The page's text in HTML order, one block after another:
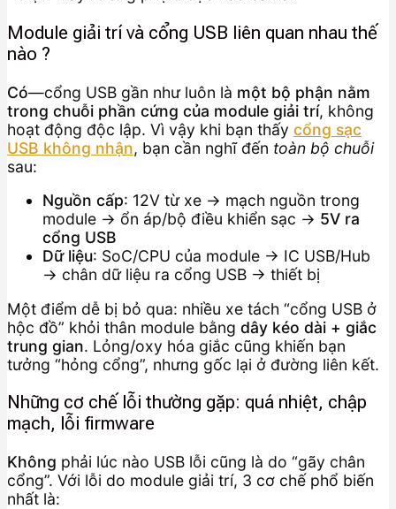
Module giải trí và cổng USB liên quan nhau thế
nào ?
Có—cổng USB gần như luôn là một bộ phận nằm
trong chuỗi phần cứng của module giải trí, không
hoạt động độc lập. Vì vậy khi bạn thấy cổng sạc
USB không nhận, bạn cần nghĩ đến toàn bộ chuỗi
sau:
Nguồn cấp: 12V từ xe → mạch nguồn trong
module → ổn áp/bộ điều khiển sạc → 5V ra
cổng USB
Dữ liệu: SoC/CPU của module → IC USB/Hub
→ chân dữ liệu ra cổng USB → thiết bị
Một điểm dễ bị bỏ qua: nhiều xe tách “cổng USB ở
hộc đồ” khỏi thân module bằng dây kéo dài + giắc
trung gian. Lỏng/oxy hóa giắc cũng khiến bạn
tưởng “hỏng cổng”, nhưng gốc lại ở đường liên kết.
Những cơ chế lỗi thường gặp: quá nhiệt, chập
mạch, lỗi firmware
Không phải lúc nào USB lỗi cũng là do “gãy chân
cổng”. Với lỗi do module giải trí, 3 cơ chế phổ biến
nhất là: